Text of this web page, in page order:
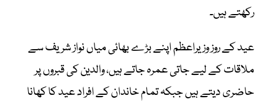
رکھتے ہیں۔
عید کے روز وزیراعظم اپنے بڑے بھائی میاں نواز شریف سے
ملاقات کے لیے جاتی عمرہ جاتے ہیں، والدین کی قبروں پر
حاضری دیتے ہیں جبکہ تمام خاندان کے افراد عید کا کھانا